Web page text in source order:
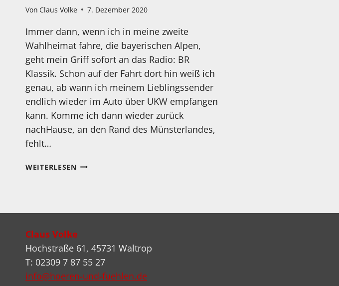
Von Claus Volke 7. Dezember 2020
Immer dann, wenn ich in meine zweite
Wahlheimat fahre, die bayerischen Alpen,
geht mein Griff sofort an das Radio: BR
Klassik. Schon auf der Fahrt dort hin weiß ich
genau, ab wann ich meinem Lieblingssender
endlich wieder im Auto über UKW empfangen
kann. Komme ich dann wieder zurück
nachHause, an den Rand des Münsterlandes,
fehlt…
WEITERLESENNEUER
Claus Volke
Hochstraße 61, 45731 Waltrop
T: 02309 7 87 55 27
info@hoeren-und-fuehlen.de